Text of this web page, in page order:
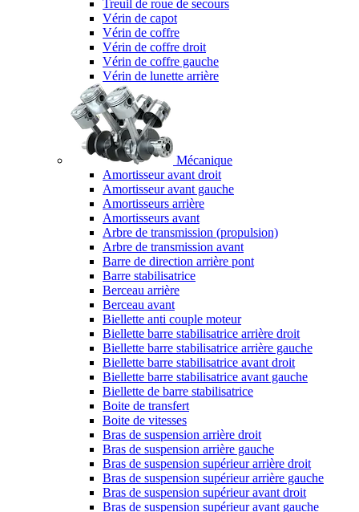
Treuil de roue de secours
Vérin de capot
Vérin de coffre
Vérin de coffre droit
Vérin de coffre gauche
Vérin de lunette arrière
Mécanique
Amortisseur avant droit
Amortisseur avant gauche
Amortisseurs arrière
Amortisseurs avant
Arbre de transmission (propulsion)
Arbre de transmission avant
Barre de direction arrière pont
Barre stabilisatrice
Berceau arrière
Berceau avant
Biellette anti couple moteur
Biellette barre stabilisatrice arrière droit
Biellette barre stabilisatrice arrière gauche
Biellette barre stabilisatrice avant droit
Biellette barre stabilisatrice avant gauche
Biellette de barre stabilisatrice
Boite de transfert
Boite de vitesses
Bras de suspension arrière droit
Bras de suspension arrière gauche
Bras de suspension supérieur arrière droit
Bras de suspension supérieur arrière gauche
Bras de suspension supérieur avant droit
Bras de suspension supérieur avant gauche